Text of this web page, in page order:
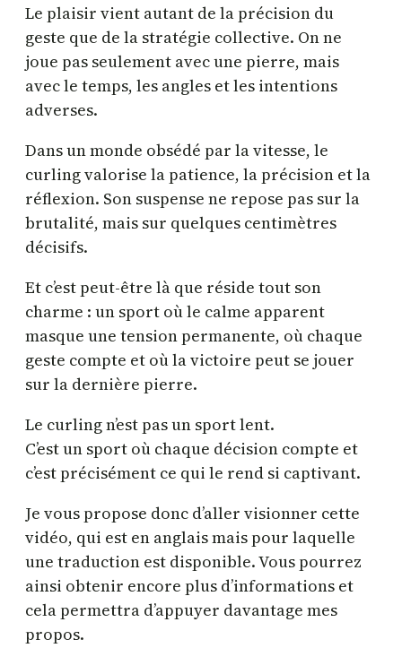
Le plaisir vient autant de la précision du
geste que de la stratégie collective. On ne
joue pas seulement avec une pierre, mais
avec le temps, les angles et les intentions
adverses.
Dans un monde obsédé par la vitesse, le
curling valorise la patience, la précision et la
réflexion. Son suspense ne repose pas sur la
brutalité, mais sur quelques centimètres
décisifs.
Et c’est peut-être là que réside tout son
charme : un sport où le calme apparent
masque une tension permanente, où chaque
geste compte et où la victoire peut se jouer
sur la dernière pierre.
Le curling n’est pas un sport lent.
C’est un sport où chaque décision compte et
c’est précisément ce qui le rend si captivant.
Je vous propose donc d’aller visionner cette
vidéo, qui est en anglais mais pour laquelle
une traduction est disponible. Vous pourrez
ainsi obtenir encore plus d’informations et
cela permettra d’appuyer davantage mes
propos.